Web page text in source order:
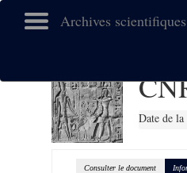
Archives
Date de
Consulter le document